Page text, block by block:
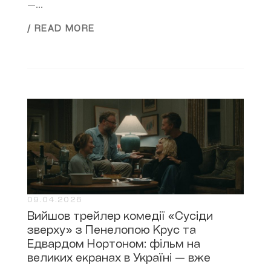
—...
/ READ MORE
09.04.2026
Вийшов трейлер комедії «Сусіди
зверху» з Пенелопою Крус та
Едвардом Нортоном: фільм на
великих екранах в Україні — вже